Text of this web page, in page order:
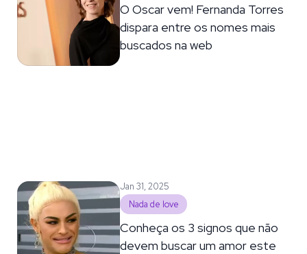
O Oscar vem! Fernanda Torres
dispara entre os nomes mais
buscados na web
Jan 31, 2025
Nada de love
Conheça os 3 signos que não
devem buscar um amor este